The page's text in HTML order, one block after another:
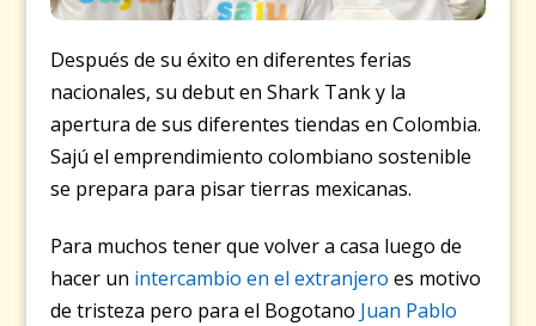
Después de su éxito en diferentes ferias
nacionales, su debut en Shark Tank y la
apertura de sus diferentes tiendas en Colombia.
Sajú el emprendimiento colombiano sostenible
se prepara para pisar tierras mexicanas.
Para muchos tener que volver a casa luego de
hacer un intercambio en el extranjero es motivo
de tristeza pero para el Bogotano Juan Pablo